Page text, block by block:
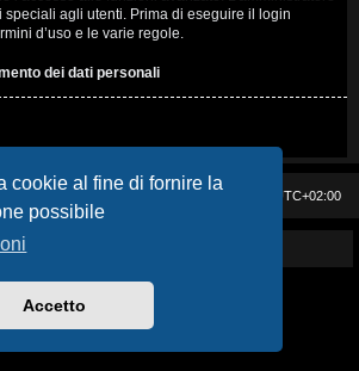
cookie al fine di fornire la
possibile
Accetto
agli utenti. Prima di eseguire il login
d’uso e le varie regole.
dei dati personali
UTC+02:00
Powered by GIGI D'AGOSTINO